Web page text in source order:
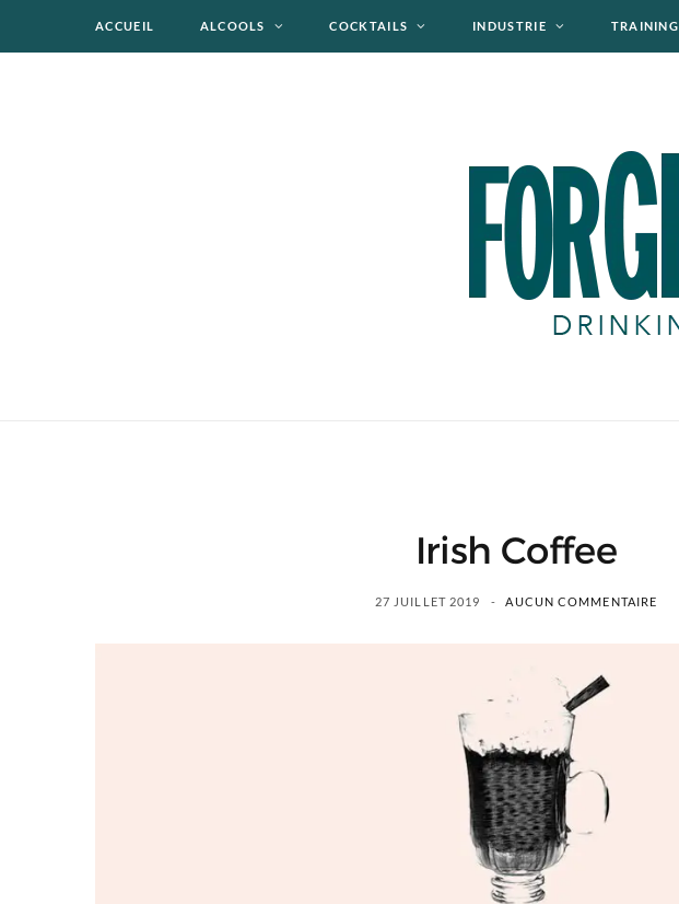
ACCUEIL ALCOOLS COCKTAILS INDUSTRIE TRAINING
Irish Coffee
27 JUILLET 2019 AUCUN COMMENTAIRE